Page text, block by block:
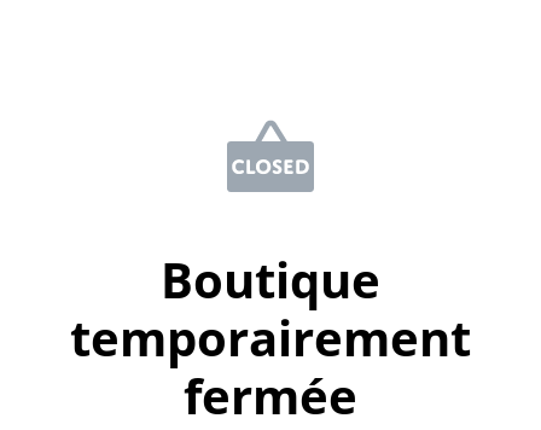
Boutique
temporairement
fermée